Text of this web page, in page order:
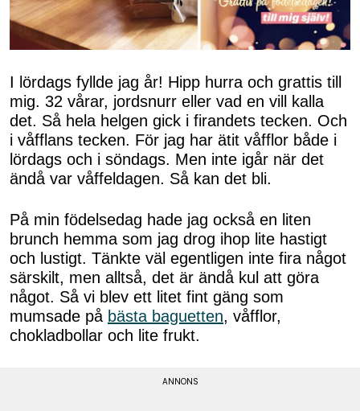
I lördags fyllde jag år! Hipp hurra och grattis till
mig. 32 vårar, jordsnurr eller vad en vill kalla
det. Så hela helgen gick i firandets tecken. Och
i våfflans tecken. För jag har ätit våfflor både i
lördags och i söndags. Men inte igår när det
ändå var våffeldagen. Så kan det bli.
På min födelsedag hade jag också en liten
brunch hemma som jag drog ihop lite hastigt
och lustigt. Tänkte väl egentligen inte fira något
särskilt, men alltså, det är ändå kul att göra
något. Så vi blev ett litet fint gäng som
mumsade på bästa baguetten, våfflor,
chokladbollar och lite frukt.